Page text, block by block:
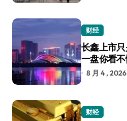
财经
长鑫上市
一盘你看
8 月 4 , 2026
财经